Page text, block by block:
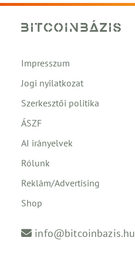
Impresszum
Jogi nyilatkozat
Szerkesztői politika
ÁSZF
AI irányelvek
Rólunk
Reklám/Advertising
Shop
info@bitcoinbazis.hu